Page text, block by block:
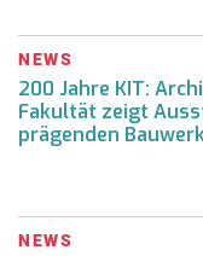
NEWS
200 Jahre KIT:
Fakultät zeigt
prägenden
NEWS